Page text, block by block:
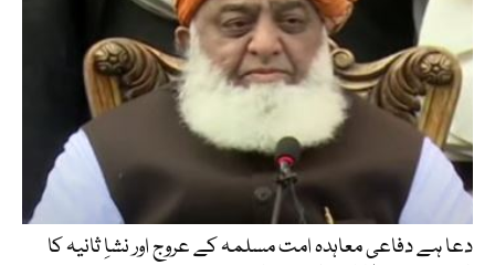
دعا ہے دفاعی معاہدہ امت مسلمہ کے عروج اور نشاِ ثانیہ کا